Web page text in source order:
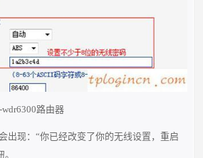
路由器
出现：“你已经改变了你的无线设置，重启